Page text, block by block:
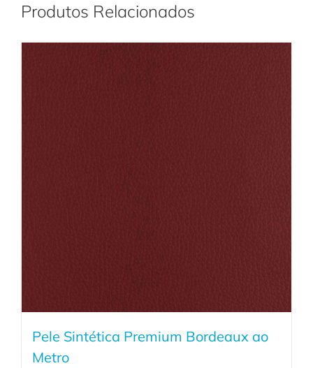
Produtos Relacionados
Pele Sintética Premium Bordeaux ao
Metro